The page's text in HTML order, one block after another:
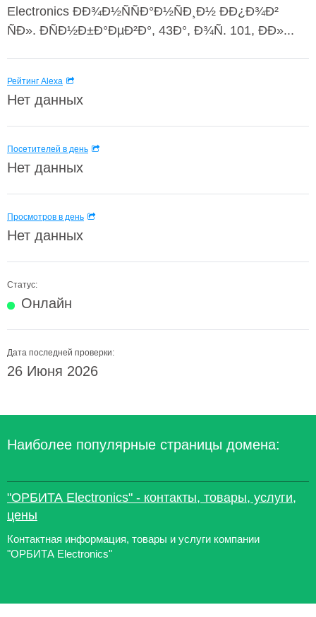
Electronics ÐÐ¾Ð½ÑÑÐ°Ð½ÑÐ¸Ð½ Ð­Ð¿Ð¾Ð²
ÑÐ». ÐÑÐ½Ð±Ð°ÐµÐ²Ð°, 43Ð°, Ð¾Ñ. 101, ÐÐ»...
Рейтинг Alexa
Нет данных
Посетителей в день
Нет данных
Просмотров в день
Нет данных
Статус:
Онлайн
Дата последней проверки:
26 Июня 2026
Наиболее популярные страницы домена:
"ОРБИТА Electronics" - контакты, товары, услуги,
цены
Контактная информация, товары и услуги компании
"ОРБИТА Electronics"